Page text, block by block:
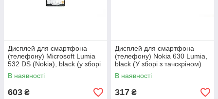
Дисплей для смартфона
(телефону) Microsoft Lumia
532 DS (Nokia), black (у зборі
з тачскріном)(з рамкою)
В наявності
603 ₴
Дисплей для смартфона
(телефону) Nokia 630 Lumiа,
black (У зборі з тачскріном)
(без рамки)(CHINA
ORIGINAL)
В наявності
317 ₴